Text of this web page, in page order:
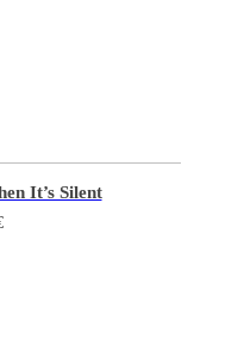
It’s Silent